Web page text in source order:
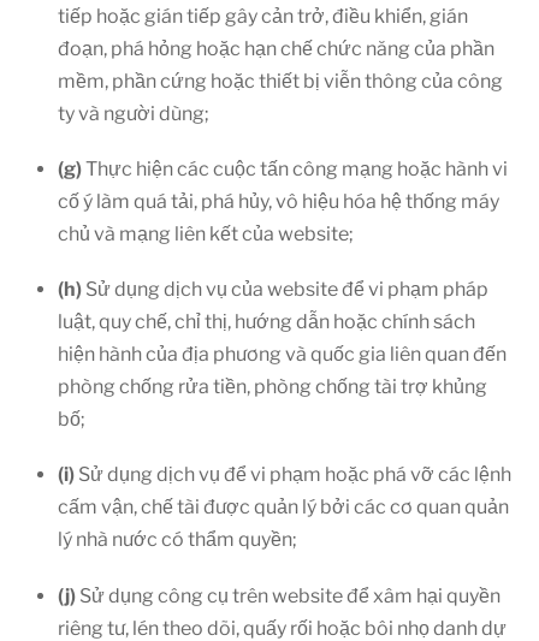
tiếp hoặc gián tiếp gây cản trở, điều khiển, gián
đoạn, phá hỏng hoặc hạn chế chức năng của phần
mềm, phần cứng hoặc thiết bị viễn thông của công
ty và người dùng;
(g)Thực hiện các cuộc tấn công mạng hoặc hành vi
cố ý làm quá tải, phá hủy, vô hiệu hóa hệ thống máy
chủ và mạng liên kết của website;
(h) Sử dụng dịch vụ của website để vi phạm pháp
luật, quy chế, chỉ thị, hướng dẫn hoặc chính sách
hiện hành của địa phương và quốc gia liên quan đến
phòng chống rửa tiền, phòng chống tài trợ khủng
bố;
(i) Sử dụng dịch vụ để vi phạm hoặc phá vỡ các lệnh
cấm vận, chế tài được quản lý bởi các cơ quan quản
lý nhà nước có thẩm quyền;
(j) Sử dụng công cụ trên website để xâm hại quyền
riêng tư, lén theo dõi, quấy rối hoặc bôi nhọ danh dự